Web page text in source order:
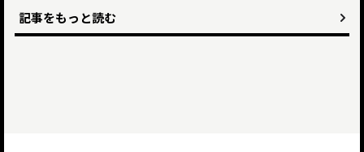
記事をもっと読む